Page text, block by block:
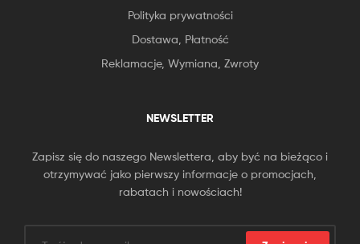
Polityka prywatności
Dostawa, Płatność
Reklamacje, Wymiana, Zwroty
NEWSLETTER
Zapisz się do naszego Newslettera, aby być na bieżąco i
otrzymywać jako pierwszy informacje o promocjach,
rabatach i nowościach!